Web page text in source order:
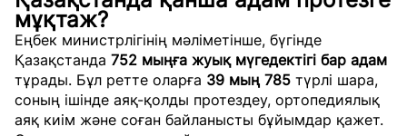
мұқтаж?
Еңбек министрлігінің мәліметінше, бүгінде
Қазақстанда 752 мыңға жуық мүгедектігі бар адам
тұрады. Бұл ретте оларға 39 мың 785 түрлі шара,
соның ішінде аяқ-қолды протездеу, ортопедиялық
аяқ киім және соған байланысты бұйымдар қажет.